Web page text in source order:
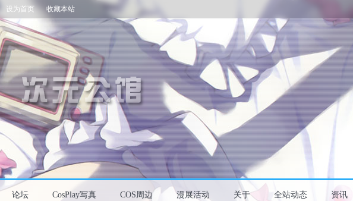
设为首页 收藏本站
论坛 CosPlay写真 COS周边 漫展活动 关于 全站动态 资讯